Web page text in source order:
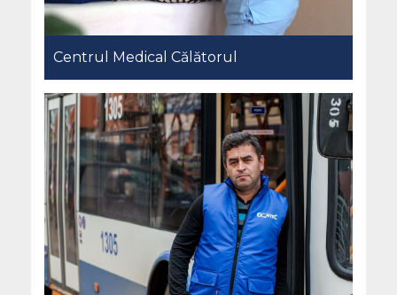
Centrul Medical Călătorul